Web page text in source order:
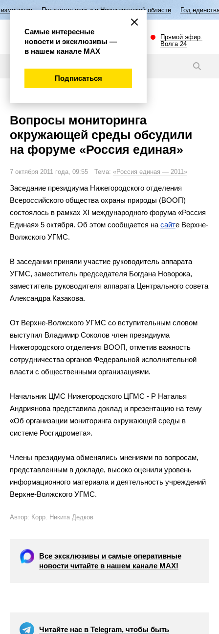
семьи в Нижегородской области Год единства народов
Прямой эфир.
Волга 24
Вопросы мониторинга
окружающей среды обсудили
на форуме «Россия единая»
7 октября 2011 года, 09:55 Тема: «Россия единая — 2011»
Заседание президиума Нижегородского отделения
Всероссийского общества охраны природы (ВООП)
состоялось в рамках XI международного форума «Россия
Единая» 5 октября. Об этом сообщается на сайте Верхне-
Волжского УГМС.
В заседании приняли участие руководитель аппарата
УГМС, заместитель председателя Богдана Новорока,
заместитель руководителя аппарата Центрального совета
Александра Казакова.
От Верхне-Волжского УГМС со вступительным словом
выступил Владимир Соколов член президиума
Нижегородского отделения ВООП, отметив важность
сотрудничества органов Федеральной исполнительной
власти с общественными организациями.
Начальник ЦМС Нижегородского ЦГМС - Р Наталья
Андриянова представила доклад и презентацию на тему
«Об организации мониторинга окружающей среды в
системе Росгидромета».
Члены президиума обменялись мнениями по вопросам,
представленным в докладе, высоко оценили уровень
информационного материала и деятельность учреждений
Верхне-Волжского УГМС.
Автор: Корр. Никита Дедков
Все эксклюзивы и самые оперативные
новости читайте в нашем канале МАХ!
Читайте нас в Telegram, чтобы быть
Самые интересные
новости и эксклюзивы —
в нашем канале МАХ
Подписаться